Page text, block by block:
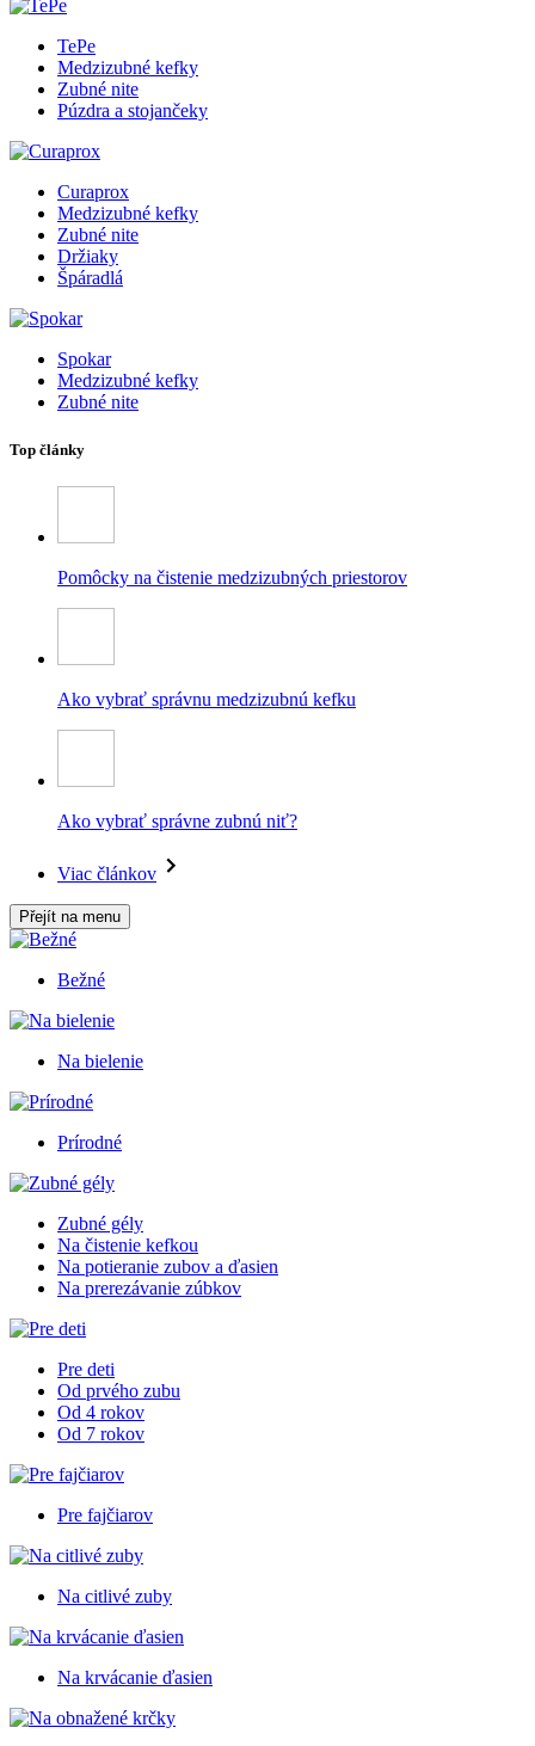
TePe
Medzizubné kefky
Zubné nite
Púzdra a stojančeky
Curaprox
Medzizubné kefky
Zubné nite
Držiaky
Špáradlá
Spokar
Medzizubné kefky
Zubné nite
Top články
Pomôcky na čistenie medzizubných priestorov
Ako vybrať správnu medzizubnú kefku
Ako vybrať správne zubnú niť?
Viac článkov
Přejít na menu
Bežné
Na bielenie
Prírodné
Zubné gély
Na čistenie kefkou
Na potieranie zubov a ďasien
Na prerezávanie zúbkov
Pre deti
Od prvého zubu
Od 4 rokov
Od 7 rokov
Pre fajčiarov
Na citlivé zuby
Na krvácanie ďasien